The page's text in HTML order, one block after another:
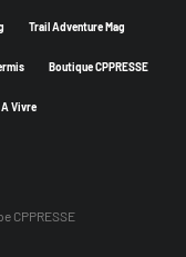
Trail Adventure Mag
Boutique CPPRESSE
A Vivre
CPPRESSE